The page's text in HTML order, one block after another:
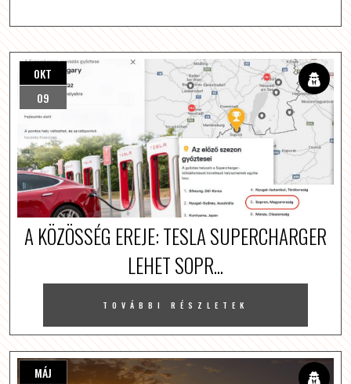
OKT
09
A KÖZÖSSÉG EREJE: TESLA SUPERCHARGER
LEHET SOPR...
TOVÁBBI RÉSZLETEK
MÁJ